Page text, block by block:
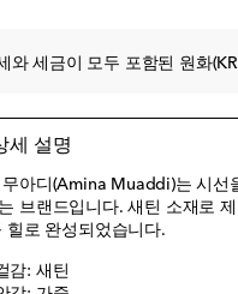
와 세금이 모두 포함된 원화
세 설명
무아디(Amina Muaddi)는 시선
브랜드입니다. 새틴 소재로
힐로 완성되었습니다.
감: 새틴